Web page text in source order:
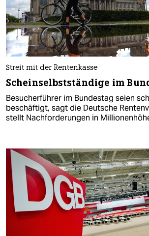
Streit mit der Rentenkasse
Scheinselbstständige im
Besucherführer im Bundestag seien
beschäftigt, sagt die Deutsche
stellt Nachforderungen in